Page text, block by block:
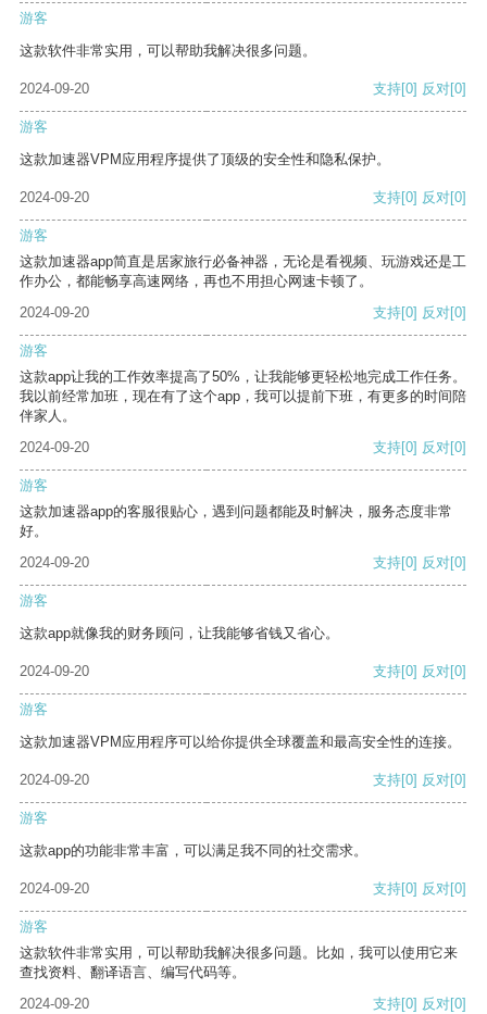
游客
这款软件非常实用，可以帮助我解决很多问题。
2024-09-20 支持[0] 反对[0]
游客
这款加速器VPM应用程序提供了顶级的安全性和隐私保护。
2024-09-20 支持[0] 反对[0]
游客
这款加速器app简直是居家旅行必备神器，无论是看视频、玩游戏还是工
作办公，都能畅享高速网络，再也不用担心网速卡顿了。
2024-09-20
支持[0] 反对[0]
游客
这款app让我的工作效率提高了50%，让我能够更轻松地完成工作任务。
我以前经常加班，现在有了这个app，我可以提前下班，有更多的时间陪
伴家人。
2024-09-20
支持[0] 反对[0]
游客
这款加速器app的客服很贴心，遇到问题都能及时解决，服务态度非常
好。
2024-09-20
支持[0] 反对[0]
游客
这款app就像我的财务顾问，让我能够省钱又省心。
2024-09-20 支持[0] 反对[0]
游客
这款加速器VPM应用程序可以给你提供全球覆盖和最高安全性的连接。
2024-09-20 支持[0] 反对[0]
游客
这款app的功能非常丰富，可以满足我不同的社交需求。
2024-09-20 支持[0] 反对[0]
游客
这款软件非常实用，可以帮助我解决很多问题。比如，我可以使用它来
查找资料、翻译语言、编写代码等。
2024-09-20
支持[0] 反对[0]